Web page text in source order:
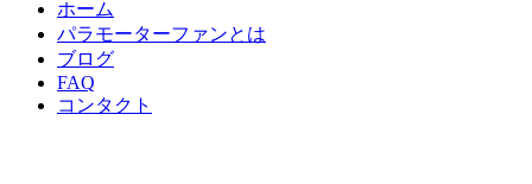
ホーム
パラモーターファンとは
ブログ
FAQ
コンタクト